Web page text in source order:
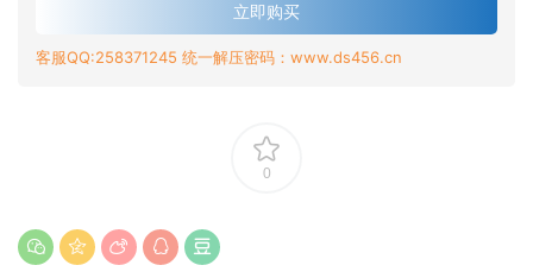
立即购买
客服QQ:258371245 统一解压密码：www.ds456.cn
0